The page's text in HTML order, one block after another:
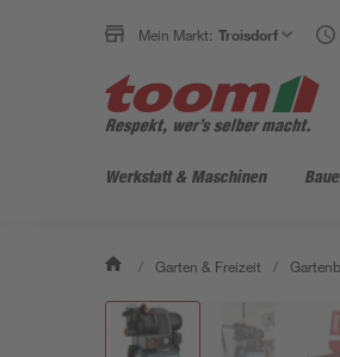
Mein Markt: Troisdorf
Werkstatt & Maschinen
/ Garten & Freizeit /